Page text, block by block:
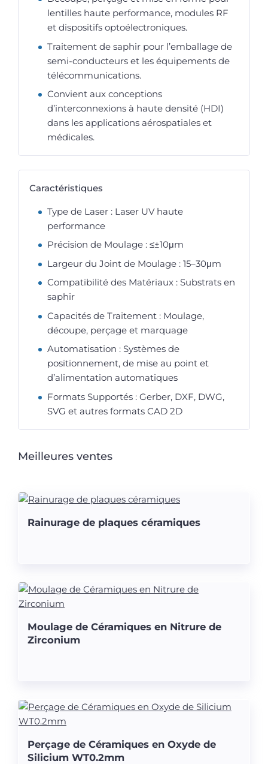
lentilles haute performance, modules RF
et dispositifs optoélectroniques.
Traitement de saphir pour l’emballage de
semi-conducteurs et les équipements de
télécommunications.
Convient aux conceptions
d’interconnexions à haute densité (HDI)
dans les applications aérospatiales et
médicales.
Caractéristiques
Type de Laser : Laser UV haute
performance
Précision de Moulage : ≤±10μm
Largeur du Joint de Moulage : 15–30μm
Compatibilité des Matériaux : Substrats en
saphir
Capacités de Traitement : Moulage,
découpe, perçage et marquage
Automatisation : Systèmes de
positionnement, de mise au point et
d’alimentation automatiques
Formats Supportés : Gerber, DXF, DWG,
SVG et autres formats CAD 2D
Meilleures ventes
Rainurage de plaques céramiques
Moulage de Céramiques en Nitrure de
Zirconium
Perçage de Céramiques en Oxyde de
Silicium WT0.2mm